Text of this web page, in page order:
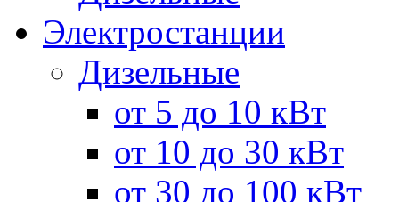
Электростанции
Дизельные
от 5 до 10 кВт
от 10 до 30 кВт
от 30 до 100 кВт